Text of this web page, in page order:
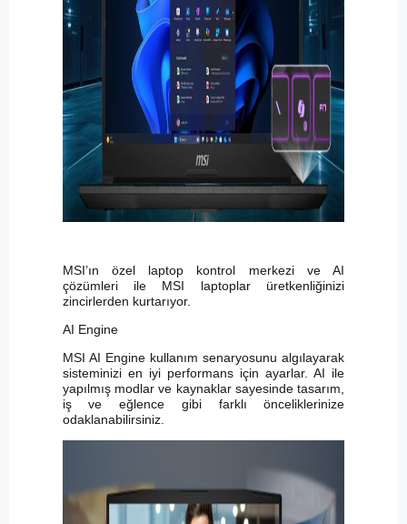
MSI’ın özel laptop kontrol merkezi ve AI
çözümleri ile MSI laptoplar üretkenliğinizi
zincirlerden kurtarıyor.
AI Engine
MSI AI Engine kullanım senaryosunu algılayarak
sisteminizi en iyi performans için ayarlar. AI ile
yapılmış modlar ve kaynaklar sayesinde tasarım,
iş ve eğlence gibi farklı önceliklerinize
odaklanabilirsiniz.